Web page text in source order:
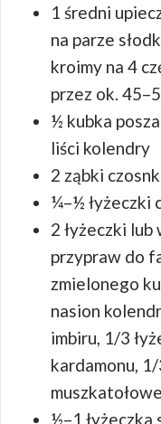
1 średni
na parze
kroimy na 4
przez ok.
½ kubka
liści kolendry
2 ząbki
¼–½ łyżeczki
2 łyżeczki
przypraw do
zmielonego
nasion
imbiru, 1/3
kardamonu,
½–1